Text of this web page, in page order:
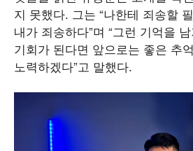
지 못했다. 그는 “나한테 죄송할
내가 죄송하다”며 “그런 기억을
기회가 된다면 앞으로는 좋은 추
노력하겠다”고 말했다.